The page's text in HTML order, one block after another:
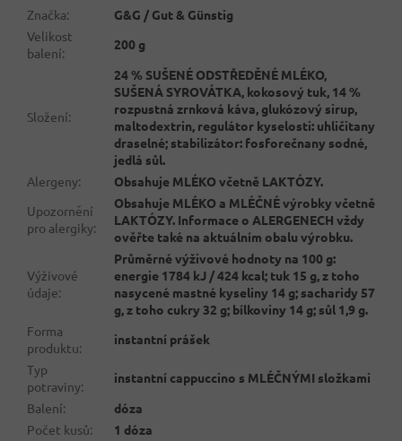
Značka:
G&G / Gut & Günstig
Velikost
balení:
200 g
Složení:
24 % SUŠENÉ ODSTŘEDĚNÉ MLÉKO,
SUŠENÁ SYROVÁTKA, kokosový tuk, 14 %
rozpustná zrnková káva, glukózový sirup,
maltodextrin, regulátor kyselosti: uhličitany
draselné; stabilizátor: fosforečnany sodné,
jedlá sůl.
Alergeny:
Obsahuje MLÉKO včetně LAKTÓZY.
Upozornění
pro alergiky:
Obsahuje MLÉKO a MLÉČNÉ výrobky včetně
LAKTÓZY. Informace o ALERGENECH vždy
ověřte také na aktuálním obalu výrobku.
Výživové
údaje:
Průměrné výživové hodnoty na 100 g:
energie 1784 kJ / 424 kcal; tuk 15 g, z toho
nasycené mastné kyseliny 14 g; sacharidy 57
g, z toho cukry 32 g; bílkoviny 14 g; sůl 1,9 g.
Forma
produktu:
instantní prášek
Typ
potraviny:
instantní cappuccino s MLÉČNÝMI složkami
Balení:
dóza
Počet kusů: 1 dóza